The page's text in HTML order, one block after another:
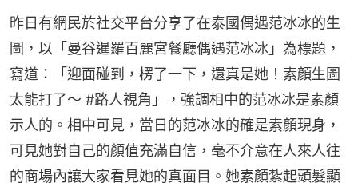
昨日有網民於社交平台分享了在泰國偶遇范冰冰的生
圖，以「曼谷暹羅百麗宮餐廳偶遇范冰冰」為標題，
寫道：「迎面碰到，楞了一下，還真是她！素顏生圖
太能打了～ #路人視角」，強調相中的范冰冰是素顏
示人的。相中可見，當日的范冰冰的確是素顏現身，
可見她對自己的顏值充滿自信，毫不介意在人來人往
的商場內讓大家看見她的真面目。她素顏紮起頭髮顯